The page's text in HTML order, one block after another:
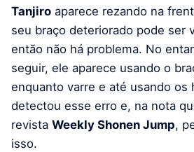
Tanjiro aparece rezando na
seu braço deteriorado pode ser
então não há problema. No
seguir, ele aparece usando o
enquanto varre e até usando os
detectou esse erro e, na nota
revista Weekly Shonen Jump,
isso.